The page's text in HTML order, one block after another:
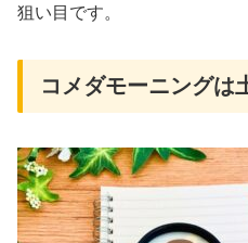
狙い目です。
コメダモーニングは